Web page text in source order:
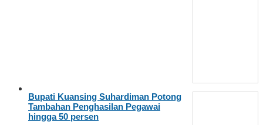
Bupati Kuansing Suhardiman Potong
Tambahan Penghasilan Pegawai
hingga 50 persen